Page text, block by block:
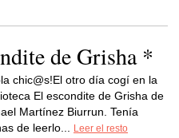
de Grisha *
chic@s!El otro día cogí en la
El escondite de Grisha de
Martínez Biurrun. Tenía
de leerlo...
Leer el resto